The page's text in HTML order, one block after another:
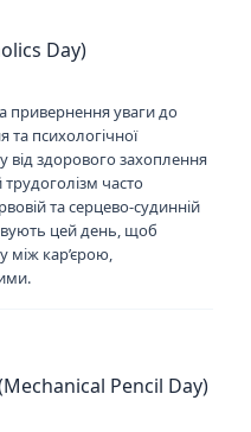
Day)
привернення уваги до
психологічної
від здорового захоплення
часто
та серцево-судинній
цей день, щоб
між кар’єрою,
Pencil Day)